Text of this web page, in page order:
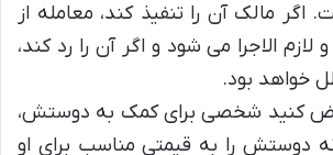
اگر مالک آن را تنفیذ کند، معامله از
الاجرا می شود و اگر آن را رد کند،
خواهد بود.
کنید شخصی برای کمک به دوستش،
دوستش را به قیمتی مناسب برای او